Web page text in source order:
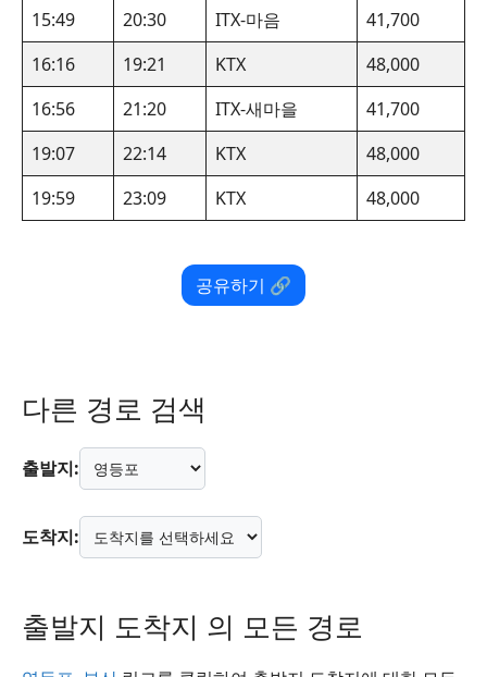
15:49
20:30 ITX-마음
41,700
16:16
19:21 KTX
48,000
16:56
21:20 ITX-새마을
41,700
19:07
22:14 KTX
48,000
19:59
23:09 KTX 48,000
공유하기 🔗
다른 경로 검색
출발지:
도착지:
출발지 도착지 의 모든 경로